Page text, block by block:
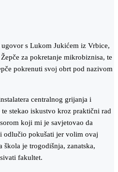
s Lukom Jukićem iz Vrbice,
za pokretanje mikrobiznisa, te
pokrenuti svoj obrt pod nazivom
centralnog grijanja i
stekao iskustvo kroz praktični rad
koji mi je savjetovao da
odlučio pokušati jer volim ovaj
je trogodišnja, zanatska,
fakultet.